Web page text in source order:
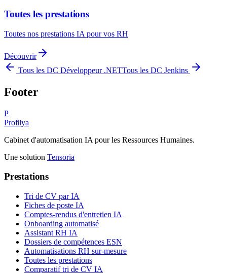
Toutes les prestations
Toutes nos prestations IA pour vos RH
Découvrir
Tous les DC Développeur .NETTous les DC Jenkins
Footer
P
Profilya
Cabinet d'automatisation IA pour les Ressources Humaines.
Une solution Tensoria
Prestations
Tri de CV par IA
Fiches de poste IA
Comptes-rendus d'entretien IA
Onboarding automatisé
Assistant RH IA
Dossiers de compétences ESN
Automatisations RH sur-mesure
Toutes les prestations
Comparatif tri de CV IA